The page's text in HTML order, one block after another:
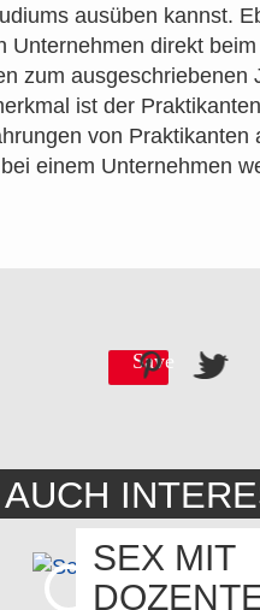
ausüben kannst.
Unternehmen direkt
zum ausgeschriebenen
ist der
von
einem Unternehmen
Save
SEX MIT